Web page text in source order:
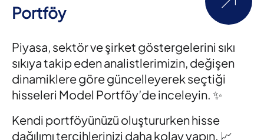
Portföy
Piyasa, sektör ve şirket göstergelerini sıkı
sıkıya takip eden analistlerimizin, değişen
dinamiklere göre güncelleyerek seçtiği
hisseleri Model Portföy’de inceleyin. ✨
Kendi portföyünüzü oluştururken hisse
dağılımı tercihlerinizi daha kolay yapın. 📈